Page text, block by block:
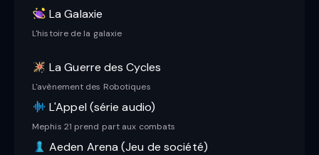
La Galaxie
L'histoire de la galaxie
La Guerre des Cycles
L'avènement des Robotiques
L'Appel (série audio)
Mephis 21 prend part aux combats
Aeden Arena (Jeu de société)